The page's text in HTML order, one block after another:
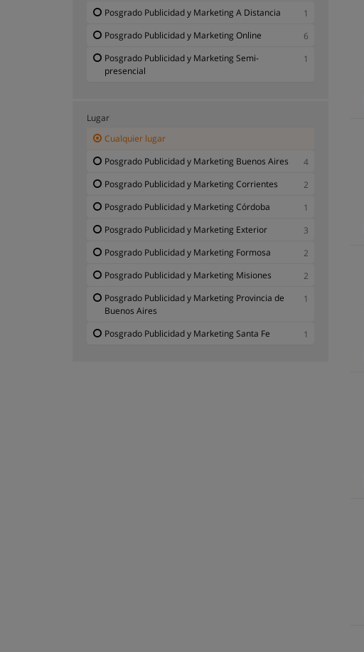
Posgrado Publicidad y Marketing A Distancia
1
Posgrado Publicidad y Marketing Online
6
Posgrado Publicidad y Marketing Semi-
presencial
1
Lugar
Cualquier lugar
Posgrado Publicidad y Marketing Buenos Aires
4
Posgrado Publicidad y Marketing Corrientes
2
Posgrado Publicidad y Marketing Córdoba
1
Posgrado Publicidad y Marketing Exterior
3
Posgrado Publicidad y Marketing Formosa
2
Posgrado Publicidad y Marketing Misiones
2
Posgrado Publicidad y Marketing Provincia de
Buenos Aires
1
Posgrado Publicidad y Marketing Santa Fe 1